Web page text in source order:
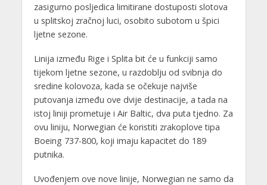
zasigurno posljedica limitirane dostuposti slotova
u splitskoj zračnoj luci, osobito subotom u špici
ljetne sezone.
Linija između Rige i Splita bit će u funkciji samo
tijekom ljetne sezone, u razdoblju od svibnja do
sredine kolovoza, kada se očekuje najviše
putovanja između ove dvije destinacije, a tada na
istoj liniji prometuje i Air Baltic, dva puta tjedno. Za
ovu liniju, Norwegian će koristiti zrakoplove tipa
Boeing 737-800, koji imaju kapacitet do 189
putnika.
Uvođenjem ove nove linije, Norwegian ne samo da